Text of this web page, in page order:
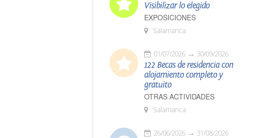
Visibilizar lo elegido
EXPOSICIONES
Salamanca
01/07/2026 30/09/2026
122 Becas de residencia con
alojamiento completo y
gratuito
OTRAS ACTIVIDADES
Salamanca
26/06/2026 31/08/2026